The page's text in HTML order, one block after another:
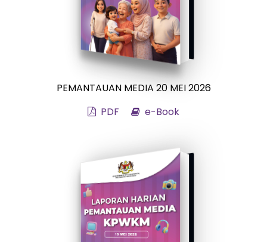
PEMANTAUAN MEDIA 20 MEI 2026
PDF
e-Book